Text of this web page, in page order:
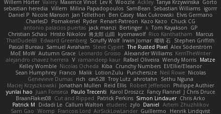
Willem Hörter Valery Maxence Vinot Lev K Woozle Ackley Tanya Krzywinska Gorto
sebastian heredia Villem Milina Papadopoulos SamBean Sebastian Williams igorrr
Daniel P Nicole Manson Jan Tellethon Ben Casey Max Cukrowski Elvis Germano
CharlesD
Pomakenel Ryder Renart-Patreon Kazo Kazo
Chuck CG
antonio palacios puertas jack manzi Bertinger k Tom Kayakson GP
Christian Schau
Hristo Nikolov 将太郎 山田 kyomawolf Rico Kanthatham
Marcus
ThatDude69
Edward Greenberg Scruffy Wolf Irwin Jomar 曜萌 石 Stephen Griffith
Pascal Bureau Samuel Avraham Steve Cypert The Rusted Pixel Alex Söderström
MoE MoW Autumn Grace Leonardo Grosso Alexander Williams KerriTheWriter
alejandro chavez herrera V ramandeep kaur Rafael Oliveira Wendy Morris Matze
Kelley Womble Nicolas Ocheda Kiba Crunchy Numbers El/Ellie/Eleanor
Sean Humphrey Franco Malik LotionZulu Punchersize Neil Rowe Nicolas
Genevieve Dumas rich cav528 Troy Lutz ahrotahn
Sethu Nguna
Maciej Krzyszkowski Jonathan Mullen Reid Ellis Robert Jefferson Philippe Authier
yunlai hao Juan Fonseca Paulo Trecenti Karol Droszcz Fancy Flannel J Chris Druce
BraanFlakes08 Cut and Ripped Patrick Perkins Simon Lindauer Chris Arko
Patrick M
Didadi Le Callum Walton etudenc zylo Daniel Artem Zhuzhlikov
Sam Gao Womp Francois Lord AirSickLowLander Guillermo
Henrik Lindqvist